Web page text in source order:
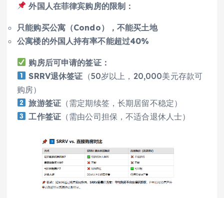
外国人在菲律宾购房的限制：
只能购买公寓（Condo），不能买土地
公寓楼的外国人持有率不能超过40%
购房后可申请的签证：
SRRV退休签证 （50岁以上，20,000美元存款可
购房）
旅游签证 （需定期续签，长期居留不稳定）
工作签证 （需由公司担保，不适合退休人士）